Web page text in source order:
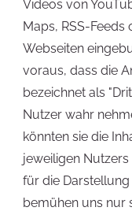
Videos von
Maps, RSS-
Webseiten
voraus, dass die
bezeichnet als
Nutzer wahr
könnten sie die
jeweiligen
für die
bemühen uns nur